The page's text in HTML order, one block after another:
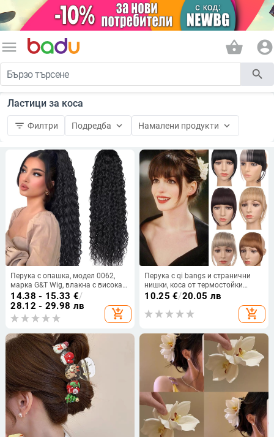
menu shopping_basket account_circle
search
Ластици за коса
filter_list Филтри Подредба keyboard_arrow_down Намалени продукти keyboard_arrow_down
Перука с опашка, модел 0062,
марка G&T Wig, влакна с висока
температура, механизъм на
изработка
14.38 - 15.33 €/
28.12 - 29.98 лв
add_shopping_cart
Перука с qi bangs и странични
нишки, коса от термостойки
нишки, увеличава обема
10.25 €/20.05 лв
add_shopping_cart